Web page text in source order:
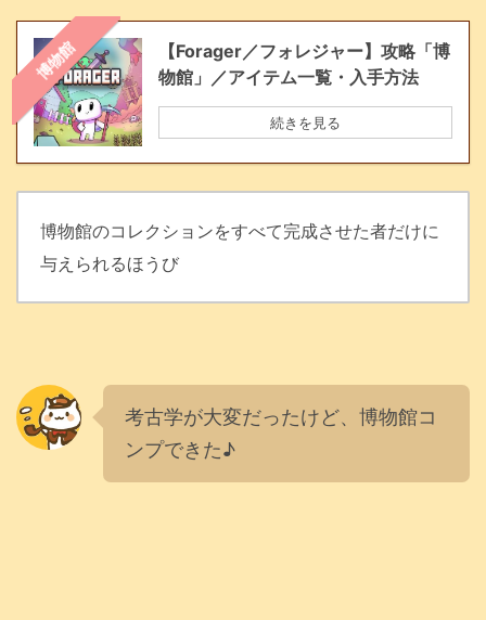
博物館
【Forager／フォレジャー】攻略「博
物館」／アイテム一覧・入手方法
続きを見る
博物館のコレクションをすべて完成させた者だけに
与えられるほうび
考古学が大変だったけど、博物館コ
ンプできた♪